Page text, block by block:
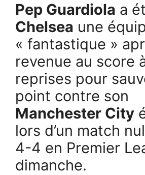
Pep Guardiola a
Chelsea une
« fantastique »
revenue au score
reprises pour
point contre son
Manchester City
lors d’un match
4-4 en Premier
dimanche.